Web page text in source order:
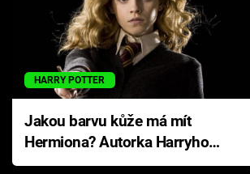
HARRY POTTER
Jakou barvu kůže má mít
Hermiona? Autorka Harryho
Pottera přišla s ráznou